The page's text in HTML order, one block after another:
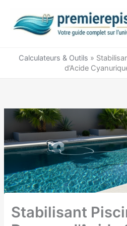
contenu
Calculateurs & Outils »
d’Acide
Stabilisant